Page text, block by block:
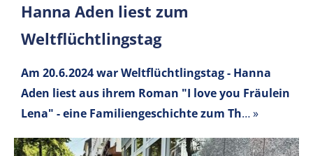
Hanna Aden liest zum
Weltflüchtlingstag
Am 20.6.2024 war Weltflüchtlingstag - Hanna
Aden liest aus ihrem Roman "I love you Fräulein
Lena" - eine Familiengeschichte zum Th…»